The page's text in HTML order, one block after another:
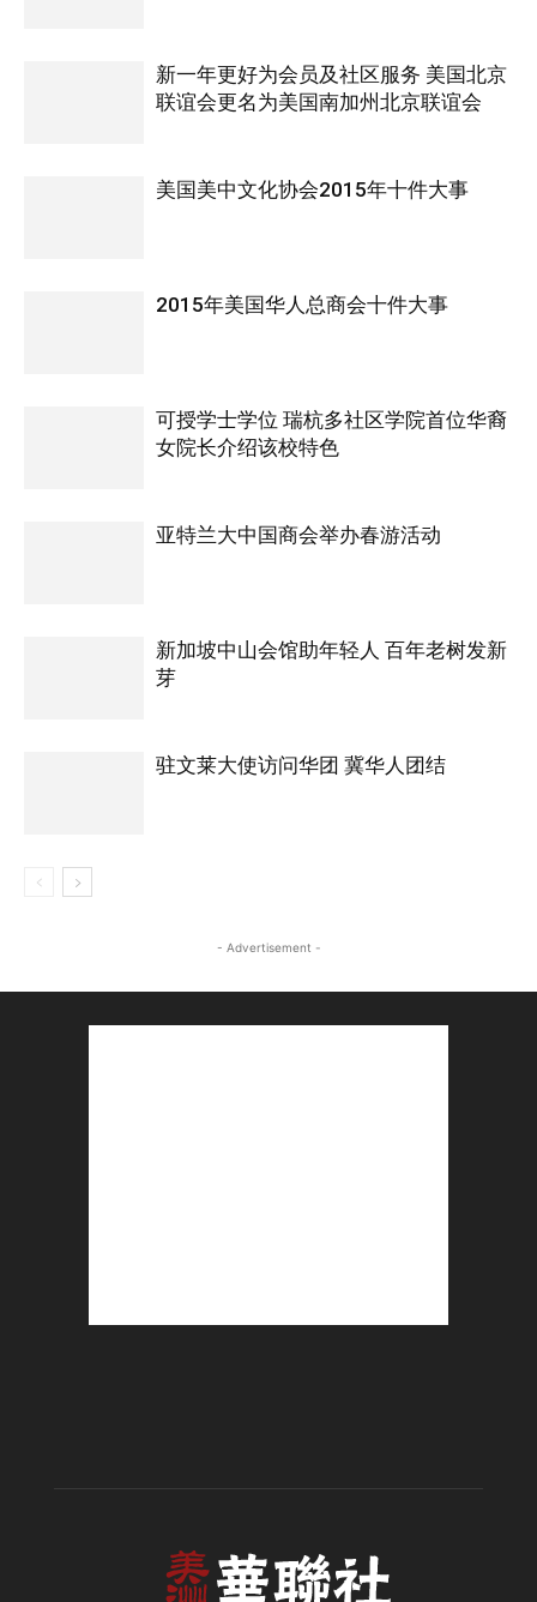
新一年更好为会员及社区服务 美国北京
联谊会更名为美国南加州北京联谊会
美国美中文化协会2015年十件大事
2015年美国华人总商会十件大事
可授学士学位 瑞杭多社区学院首位华裔
女院长介绍该校特色
亚特兰大中国商会举办春游活动
新加坡中山会馆助年轻人 百年老树发新
芽
驻文莱大使访问华团 冀华人团结
- Advertisement -